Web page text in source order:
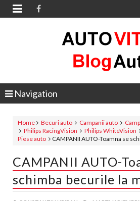

Navigation
Home Becuri auto Campanii auto
Philips RacingVision
Philips WhiteVision
Piese auto
CAMPANII AUTO-Toamna se
CAMPANII AUTO-
schimba becurile la